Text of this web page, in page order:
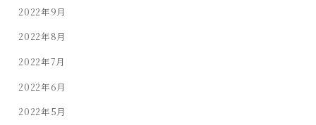
2022年9月
2022年8月
2022年7月
2022年6月
2022年5月